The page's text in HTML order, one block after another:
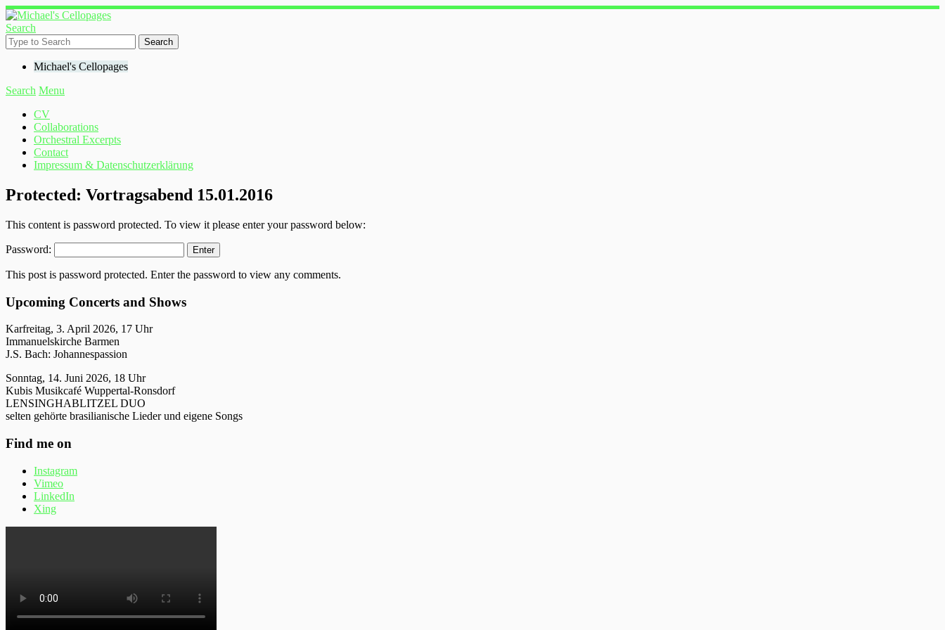
Search
Michael's Cellopages
Search Menu
CV
Collaborations
Orchestral Excerpts
Contact
Impressum & Datenschutzerklärung
Protected: Vortragsabend 15.01.2016
This content is password protected. To view it please enter your password below:
Password:
This post is password protected. Enter the password to view any comments.
Upcoming Concerts and Shows
Karfreitag, 3. April 2026, 17 Uhr
Immanuelskirche Barmen
J.S. Bach: Johannespassion
Sonntag, 14. Juni 2026, 18 Uhr
Kubis Musikcafé Wuppertal-Ronsdorf
LENSINGHABLITZEL DUO
selten gehörte brasilianische Lieder und eigene Songs
Find me on
Instagram
Vimeo
LinkedIn
Xing